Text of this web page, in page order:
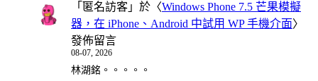
「 匿名訪客 」於〈Windows Phone 7.5 芒果模擬
器，在 iPhone、Android 中試用 WP 手機介面〉
發佈留言
08-07, 2026
林湖銘。。。。。